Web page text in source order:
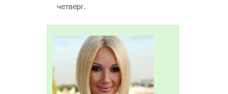
четверг.